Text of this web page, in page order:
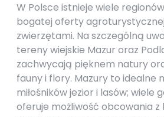
W Polsce istnieje wiele
bogatej oferty
zwierzętami. Na szczególną
tereny wiejskie Mazur oraz
zachwycają pięknem natury
fauny i flory. Mazury to idealne
miłośników jezior i lasów; wiele
oferuje możliwość obcowania z